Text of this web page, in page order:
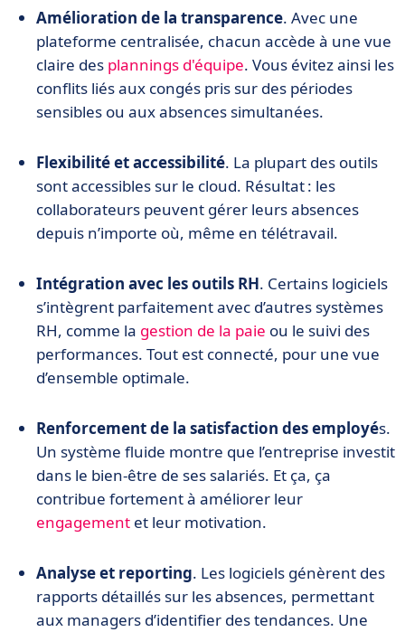
Amélioration de la transparence. Avec une
plateforme centralisée, chacun accède à une vue
claire des plannings d'équipe. Vous évitez ainsi les
conflits liés aux congés pris sur des périodes
sensibles ou aux absences simultanées.
Flexibilité et accessibilité. La plupart des outils
sont accessibles sur le cloud. Résultat : les
collaborateurs peuvent gérer leurs absences
depuis n’importe où, même en télétravail.
Intégration avec les outils RH. Certains logiciels
s’intègrent parfaitement avec d’autres systèmes
RH, comme la gestion de la paie ou le suivi des
performances. Tout est connecté, pour une vue
d’ensemble optimale.
Renforcement de la satisfaction des employés.
Un système fluide montre que l’entreprise investit
dans le bien-être de ses salariés. Et ça, ça
contribue fortement à améliorer leur
engagement et leur motivation.
Analyse et reporting. Les logiciels génèrent des
rapports détaillés sur les absences, permettant
aux managers d’identifier des tendances. Une